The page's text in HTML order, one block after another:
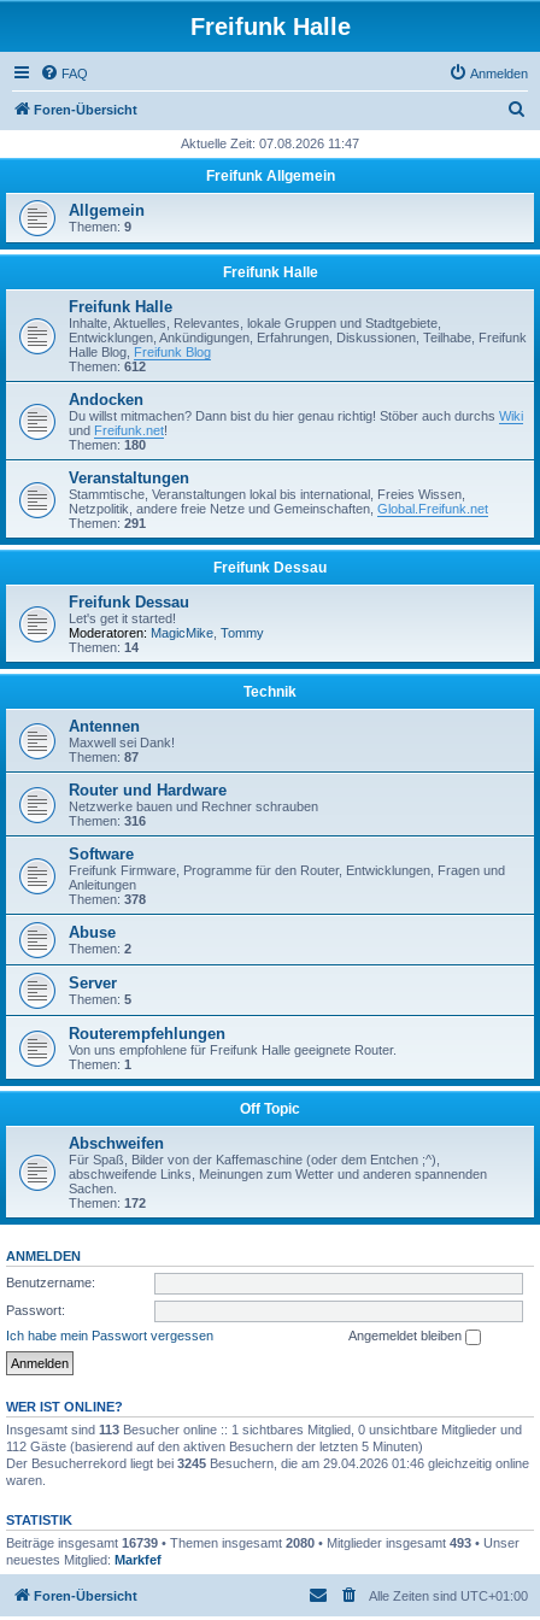
Freifunk Halle
FAQ Anmelden
Foren-Übersicht
h
Aktuelle Zeit: 07.08.2026 11:47
Freifunk Allgemein
Allgemein
Themen: 9
Freifunk Halle
Freifunk Halle
Inhalte, Aktuelles, Relevantes, lokale Gruppen und Stadtgebiete,
Entwicklungen, Ankündigungen, Erfahrungen, Diskussionen, Teilhabe, Freifunk
Halle Blog, Freifunk Blog
Themen: 612
Andocken
Du willst mitmachen? Dann bist du hier genau richtig! Stöber auch durchs Wiki
und Freifunk.net!
Themen: 180
Veranstaltungen
Stammtische, Veranstaltungen lokal bis international, Freies Wissen,
Netzpolitik, andere freie Netze und Gemeinschaften, Global.Freifunk.net
Themen: 291
Freifunk Dessau
Freifunk Dessau
Let's get it started!
Moderatoren: MagicMike Tommy
Themen: 14
Technik
Antennen
Maxwell sei Dank!
Themen: 87
Router und Hardware
Netzwerke bauen und Rechner schrauben
Themen: 316
Software
Freifunk Firmware, Programme für den Router, Entwicklungen, Fragen und
Anleitungen
Themen: 378
Abuse
Themen: 2
Server
Themen: 5
Routerempfehlungen
Von uns empfohlene für Freifunk Halle geeignete Router.
Themen: 1
Off Topic
Abschweifen
Für Spaß, Bilder von der Kaffemaschine (oder dem Entchen ;^),
abschweifende Links, Meinungen zum Wetter und anderen spannenden
Sachen.
Themen: 172
ANMELDEN
Benutzername:
Passwort:
Ich habe mein Passwort vergessen
Angemeldet bleiben
WER IST ONLINE?
Insgesamt sind 113 Besucher online :: 1 sichtbares Mitglied, 0 unsichtbare Mitglieder und
112 Gäste (basierend auf den aktiven Besuchern der letzten 5 Minuten)
Der Besucherrekord liegt bei 3245 Besuchern, die am 29.04.2026 01:46 gleichzeitig online
waren.
STATISTIK
Beiträge insgesamt 16739 • Themen insgesamt 2080 • Mitglieder insgesamt 493 • Unser
neuestes Mitglied: Markfef
Foren-Übersicht Alle Zeiten sind UTC+01:00